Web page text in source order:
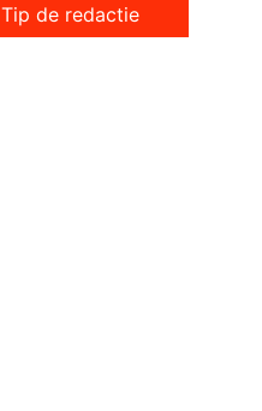
Tip de redactie